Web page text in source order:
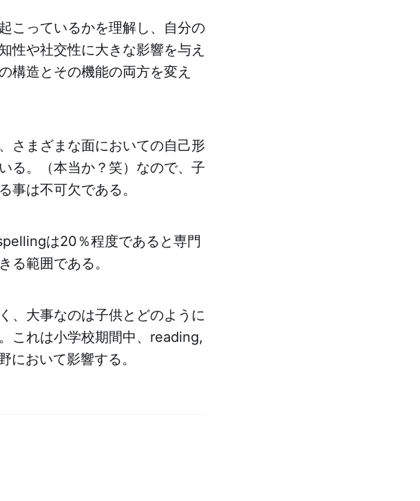
こっているかを理解し、自分の
性や社交性に大きな影響を与え
構造とその機能の両方を変え
さまざまな面においての自己形
る。（本当か？笑）なので、子
事は不可欠である。
は20％程度であると専門
る範囲である。
、大事なのは子供とどのように
これは小学校期間中、reading,
おいて影響する。